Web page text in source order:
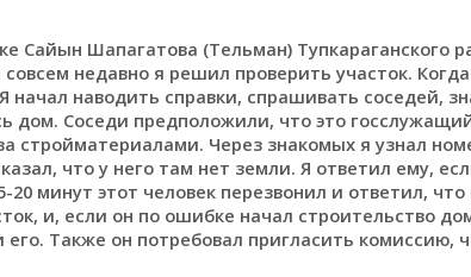
Сайын Шапагатова (Тельман)
недавно я решил проверить участок.
начал наводить справки, спрашивать соседей,
дом. Соседи предположили, что это
стройматериалами. Через знакомых я узнал
что у него там нет земли. Я ответил ему,
20 минут этот человек перезвонил и ответил,
и, если он по ошибке начал строительство
его. Также он потребовал пригласить комиссию,